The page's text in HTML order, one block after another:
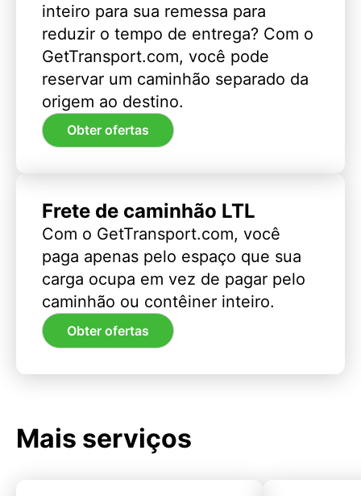
inteiro para sua remessa para
reduzir o tempo de entrega? Com o
GetTransport.com, você pode
reservar um caminhão separado da
origem ao destino.
Obter ofertas
Frete de caminhão LTL
Com o GetTransport.com, você
paga apenas pelo espaço que sua
carga ocupa em vez de pagar pelo
caminhão ou contêiner inteiro.
Obter ofertas
Mais serviços